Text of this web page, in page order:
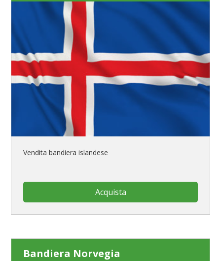
Vendita bandiera islandese
Acquista
Bandiera Norvegia